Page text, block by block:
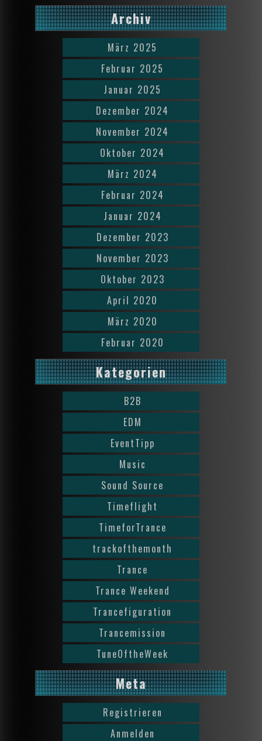
Archiv
März 2025
Februar 2025
Januar 2025
Dezember 2024
November 2024
Oktober 2024
März 2024
Februar 2024
Januar 2024
Dezember 2023
November 2023
Oktober 2023
April 2020
März 2020
Februar 2020
Kategorien
B2B
EDM
EventTipp
Music
Sound Source
Timeflight
TimeforTrance
trackofthemonth
Trance
Trance Weekend
Trancefiguration
Trancemission
TuneOftheWeek
Meta
Registrieren
Anmelden